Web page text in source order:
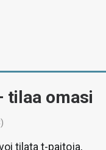
tilaa omasi
tilata t-paitoja,